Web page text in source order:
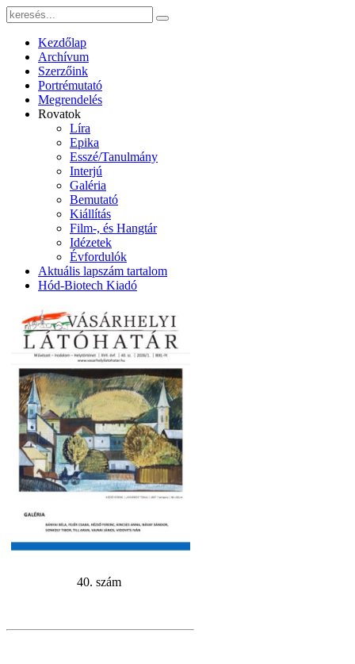
Kezdőlap
Archívum
Szerzőink
Portrémutató
Megrendelés
Rovatok
Líra
Epika
Esszé/Tanulmány
Interjú
Galéria
Bemutató
Kiállítás
Film-, és Hangtár
Idézetek
Évfordulók
Aktuális lapszám tartalom
Hód-Biotech Kiadó
40. szám